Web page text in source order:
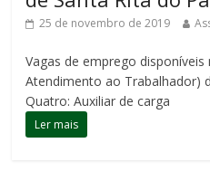
25 de novembro de 2019
Vagas de emprego
Atendimento ao Trabalhador)
Quatro: Auxiliar de carga
Ler mais